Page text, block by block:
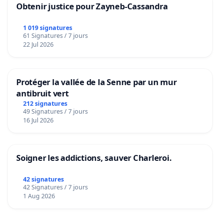
Obtenir justice pour Zayneb-Cassandra
1 019 signatures
61 Signatures / 7 jours
22 Jul 2026
Protéger la vallée de la Senne par un mur
antibruit vert
212 signatures
49 Signatures / 7 jours
16 Jul 2026
Soigner les addictions, sauver Charleroi.
42 signatures
42 Signatures / 7 jours
1 Aug 2026